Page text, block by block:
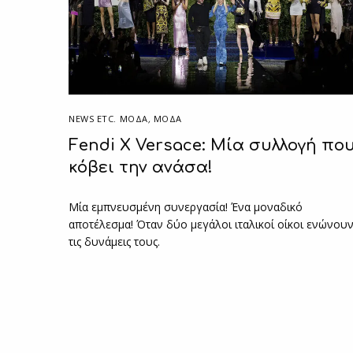
NEWS ETC. ΜΌΔΑ, ΜΟΔΑ
Fendi X Versace: Μία συλλογή
κόβει την ανάσα!
Μία εμπνευσμένη συνεργασία! Ένα μοναδικό
αποτέλεσμα! Όταν δύο μεγάλοι ιταλικοί οίκοι
τις δυνάμεις τους.